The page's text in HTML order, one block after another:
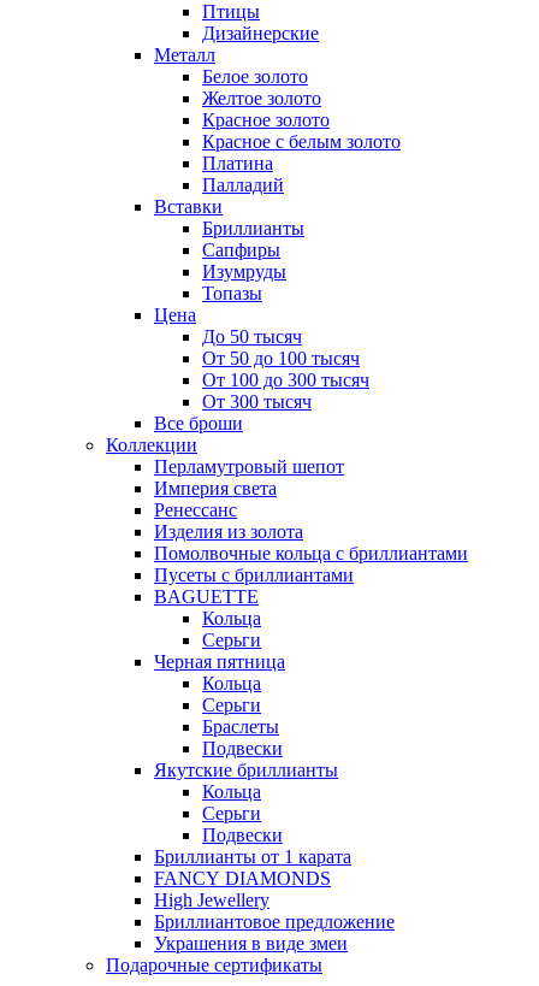
Птицы
Дизайнерские
Металл
Белое золото
Желтое золото
Красное золото
Красное с белым золото
Платина
Палладий
Вставки
Бриллианты
Сапфиры
Изумруды
Топазы
Цена
До 50 тысяч
От 50 до 100 тысяч
От 100 до 300 тысяч
От 300 тысяч
Все броши
Коллекции
Перламутровый шепот
Империя света
Ренессанс
Изделия из золота
Помолвочные кольца с бриллиантами
Пусеты с бриллиантами
BAGUETTE
Кольца
Серьги
Черная пятница
Кольца
Серьги
Браслеты
Подвески
Якутские бриллианты
Кольца
Серьги
Подвески
Бриллианты от 1 карата
FANCY DIAMONDS
High Jewellery
Бриллиантовое предложение
Украшения в виде змеи
Подарочные сертификаты